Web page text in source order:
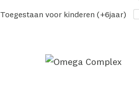
Toegestaan voor kinderen (+6jaar)